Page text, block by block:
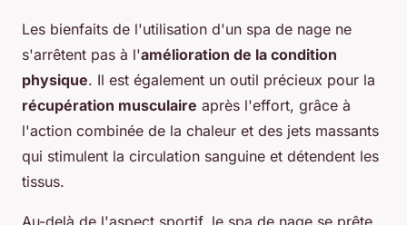
Les bienfaits de l'utilisation d'un spa de nage ne
s'arrêtent pas à l'amélioration de la condition
physique. Il est également un outil précieux pour la
récupération musculaire après l'effort, grâce à
l'action combinée de la chaleur et des jets massants
qui stimulent la circulation sanguine et détendent les
tissus.
Au-delà de l'aspect sportif, le spa de nage se prête